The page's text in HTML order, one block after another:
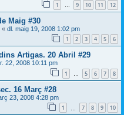
1 9 10 11 12
Maig #30
« dl. maig 19, 2008 1:02 pm
1 2 3 4 5 6
Artigas. 20 Abril #29
22, 2008 10:11 pm
1 … 5 6 7 8
16 Març #28
23, 2008 4:28 pm
1 7 8 9 10